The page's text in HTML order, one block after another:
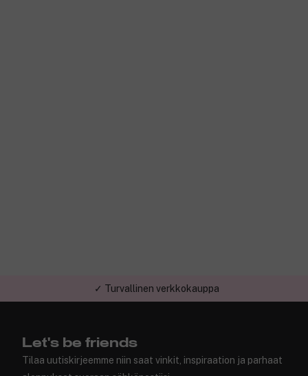
✓ Turvallinen verkkokauppa
Let's be friends
Tilaa uutiskirjeemme niin saat vinkit, inspiraation ja parhaat